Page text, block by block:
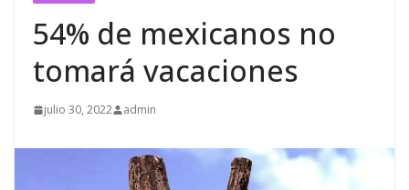
54% de mexicanos no
tomará vacaciones
julio 30, 2022 admin